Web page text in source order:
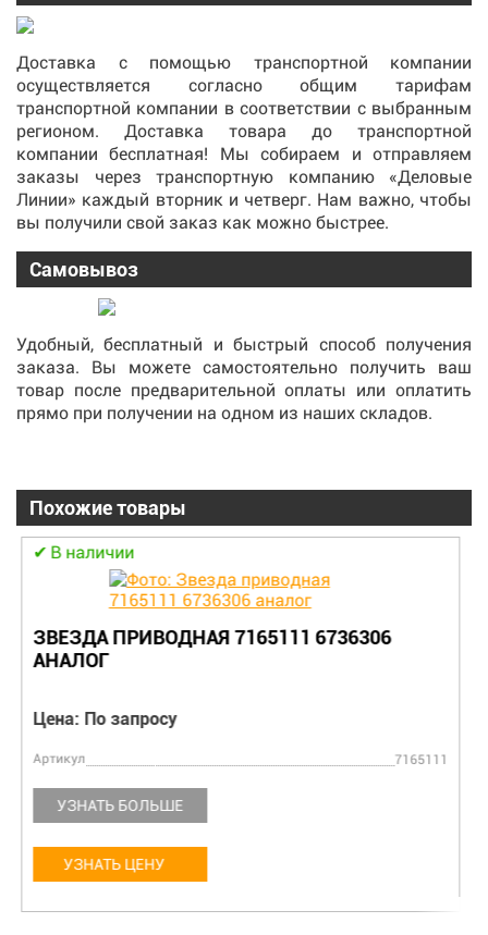
Доставка с помощью транспортной компании
осуществляется согласно общим тарифам
транспортной компании в соответствии с выбранным
регионом. Доставка товара до транспортной
компании бесплатная! Мы собираем и отправляем
заказы через транспортную компанию «Деловые
Линии» каждый вторник и четверг. Нам важно, чтобы
вы получили свой заказ как можно быстрее.
Самовывоз
Удобный, бесплатный и быстрый способ получения
заказа. Вы можете самостоятельно получить ваш
товар после предварительной оплаты или оплатить
прямо при получении на одном из наших складов.
Похожие товары
В наличии
ЗВЕЗДА ПРИВОДНАЯ 7165111 6736306
АНАЛОГ
Цена: По запросу
Артикул 7165111
УЗНАТЬ БОЛЬШЕ
УЗНАТЬ ЦЕНУ